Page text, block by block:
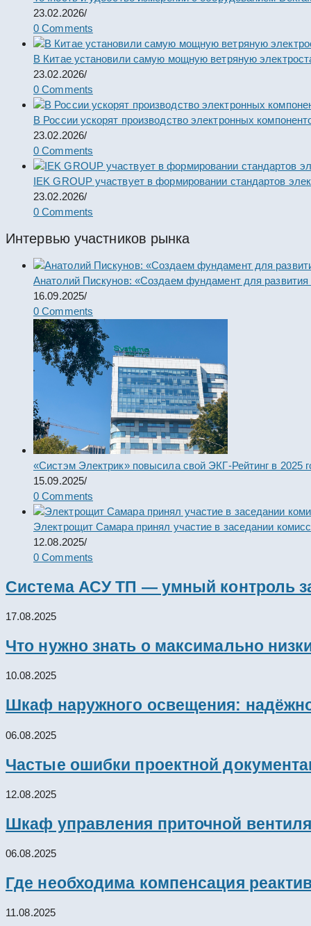
23.02.2026/
0 Comments
В Китае установили самую мощную ветряную
23.02.2026/
0 Comments
В России ускорят производство электронных
23.02.2026/
0 Comments
IEK GROUP участвует в формировании стандартов
23.02.2026/
0 Comments
Интервью участников рынка
Анатолий Пискунов: «Создаем фундамент для развития
16.09.2025/
0 Comments
«Систэм Электрик» повысила свой ЭКГ-Рейтинг в 2025
15.09.2025/
0 Comments
Электрощит Самара принял участие в заседании
12.08.2025/
0 Comments
Система АСУ ТП — умный контроль
17.08.2025
Что нужно знать о максимально
10.08.2025
Шкаф наружного освещения:
06.08.2025
Частые ошибки проектной
12.08.2025
Шкаф управления приточной
06.08.2025
Где необходима компенсация
11.08.2025